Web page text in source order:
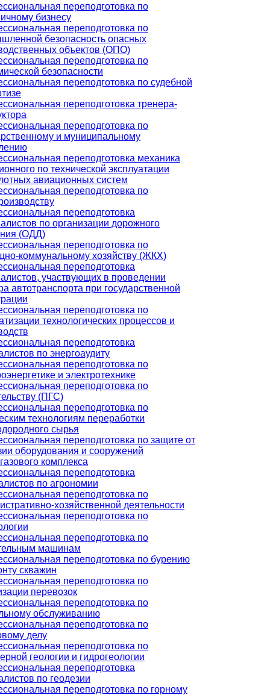
переподготовка по
бизнесу
переподготовка по
безопасность опасных
объектов (ОПО)
переподготовка по
безопасности
переподготовка по судебной
переподготовка тренера-
переподготовка по
и муниципальному
переподготовка механика
по технической эксплуатации
авиационных систем
переподготовка по
переподготовка
по организации дорожного
(ОДД)
переподготовка по
коммунальному хозяйству (ЖКХ)
переподготовка
участвующих в проведении
автотранспорта при государственной
переподготовка по
технологических процессов и
переподготовка
по энергоаудиту
переподготовка по
и электротехнике
переподготовка по
(ПГС)
переподготовка по
технологиям переработки
сырья
переподготовка по защите от
оборудования и сооружений
комплекса
переподготовка
по агрономии
переподготовка по
хозяйственной деятельности
переподготовка по
переподготовка по
машинам
переподготовка по бурению
скважин
переподготовка по
перевозок
переподготовка по
обслуживанию
переподготовка по
делу
переподготовка по
геологии и гидрогеологии
переподготовка
по геодезии
переподготовка по горному